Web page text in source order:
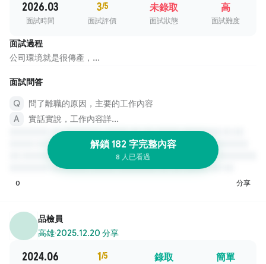
2026.03
面試時間
3/5
面試評價
未錄取
面試狀態
高
面試難度
面試過程
公司環境就是很傳產，...
面試問答
問了離職的原因，主要的工作內容
實話實說，工作內容詳...
解鎖 182 字完整內容
8 人已看過
0 分享
品檢員
高雄·2025.12.20 分享
2024.06 1/5 錄取 簡單